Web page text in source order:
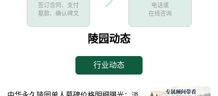
签订合同、支付
墓款、确认碑文
电话或
在线咨询
陵园动态
行业动态